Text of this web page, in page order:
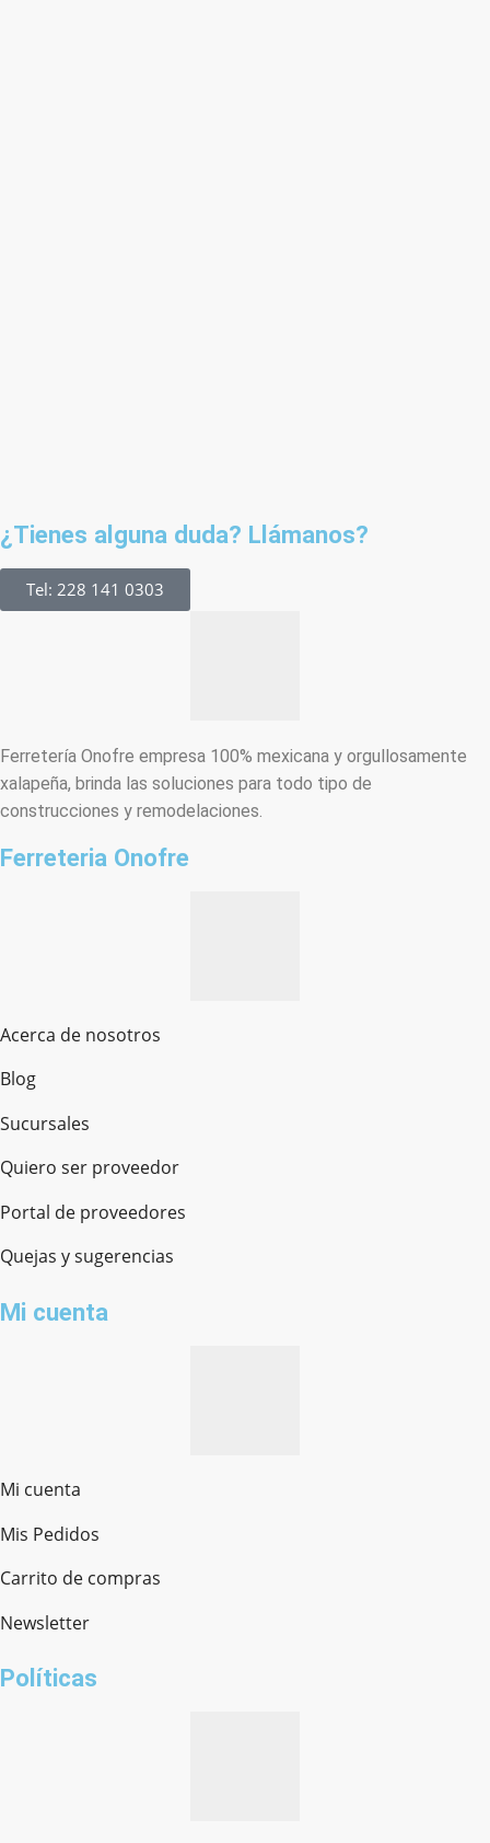
¿Tienes alguna duda? Llámanos?
Tel: 228 141 0303
Ferretería Onofre empresa 100% mexicana y orgullosamente
xalapeña, brinda las soluciones para todo tipo de
construcciones y remodelaciones.
Ferreteria Onofre
Acerca de nosotros
Blog
Sucursales
Quiero ser proveedor
Portal de proveedores
Quejas y sugerencias
Mi cuenta
Mi cuenta
Mis Pedidos
Carrito de compras
Newsletter
Políticas